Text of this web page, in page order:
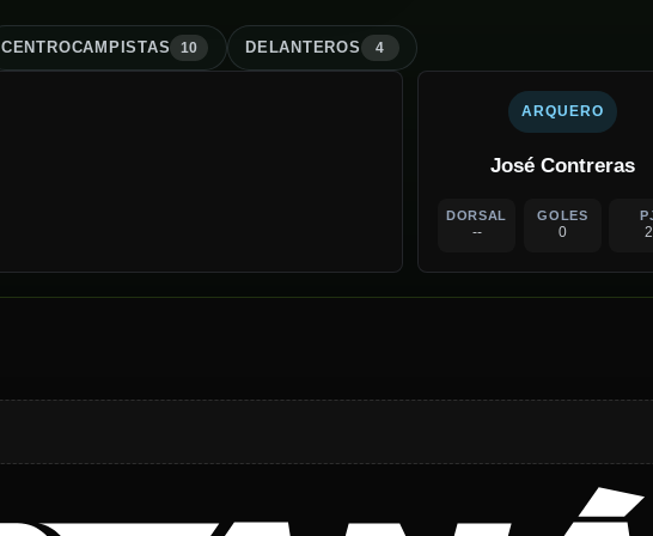
CENTROCAMPISTAS 10 DELANTEROS 4
ARQUERO
José Contreras
DORSAL
--
GOLES
0 2